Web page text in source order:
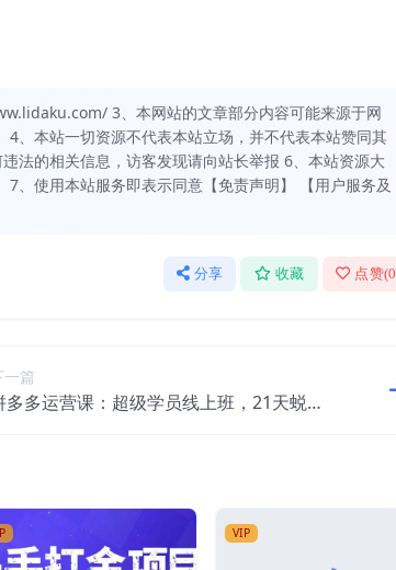
3、本网站的文章部分内容可能来源于网
、本站一切资源不代表本站立场，并不代表本站赞同其
法的相关信息，访客发现请向站长举报 6、本站资源大
、使用本站服务即表示同意【免责声明】 【用户服务及
分享 收藏 点赞(0
一篇
多多运营课：超级学员线上班，21天蜕
VIP